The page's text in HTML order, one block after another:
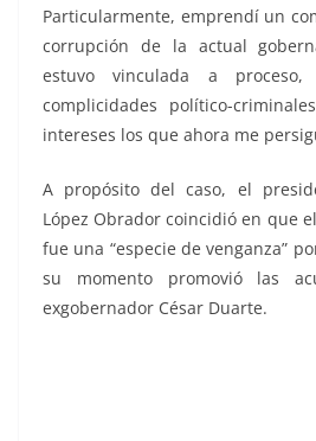
Particularmente, emprendí un
corrupción de la actual
estuvo vinculada a
complicidades político-
intereses los que ahora me
A propósito del caso, el
López Obrador coincidió en que
fue una “especie de venganza”
su momento promovió las
exgobernador César Duarte.